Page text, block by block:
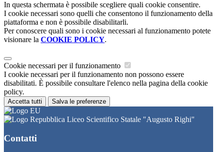
In questa schermata è possibile scegliere quali cookie consentire.
I cookie necessari sono quelli che consentono il funzionamento della
piattaforma e non è possibile disabilitarli.
Per conoscere quali sono i cookie necessari al funzionamento potete
visionare la COOKIE POLICY.
Cookie necessari per il funzionamento
I cookie necessari per il funzionamento non possono essere
disabilitati. È possibile consultare l'elenco nella pagina della cookie
policy.
Accetta tutti Salva le preferenze
Liceo Scientifico Statale "Augusto Righi"
Contatti